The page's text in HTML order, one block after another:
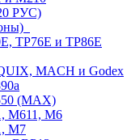
РУС)
TP76E и TP86E
MACH и Godex
(MAX)
M611, M6
M7